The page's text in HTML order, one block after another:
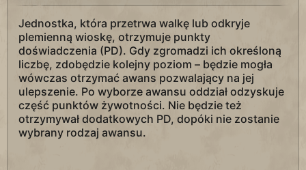
Jednostka, która przetrwa walkę lub odkryje
plemienną wioskę, otrzymuje punkty
doświadczenia (PD). Gdy zgromadzi ich określoną
liczbę, zdobędzie kolejny poziom – będzie mogła
wówczas otrzymać awans pozwalający na jej
ulepszenie. Po wyborze awansu oddział odzyskuje
część punktów żywotności. Nie będzie też
otrzymywał dodatkowych PD, dopóki nie zostanie
wybrany rodzaj awansu.